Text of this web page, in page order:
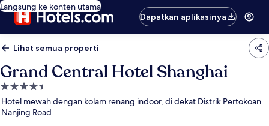
Langsung ke konten utama
Dapatkan aplikasinya
Lihat semua properti
Grand Central Hotel Shanghai
Properti
bintang
4.5
Hotel mewah dengan kolam renang indoor, di dekat Distrik Pertokoan
Nanjing Road